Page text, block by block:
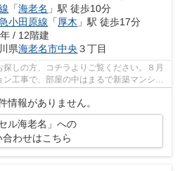
「海老名 」駅 徒歩10分
小田原線 「厚木 」駅 徒歩17分
/ 12階建
県海老名市中央 ３丁目
しの方、コチラよりご覧ください。８月
工事で、部屋の中はまるで新築マンショ
情報がありません。
ル海老名」への
合わせはこちら